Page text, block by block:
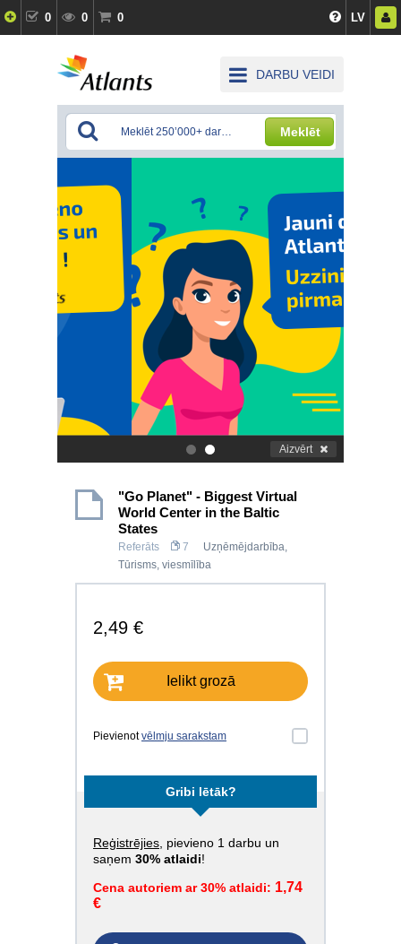
0 0 0 LV
DARBU VEIDI
Meklēt
. Aizvērt
"Go Planet" - Biggest Virtual
World Center in the Baltic
States
Referāts 7 Uzņēmējdarbība,
Tūrisms, viesmīlība
2,49 €
Ielikt grozā
Pievienotvēlmju sarakstam
Gribi lētāk?
Reģistrējies , pievieno 1 darbu un
saņem 30% atlaidi!
Cena autoriem ar 30% atlaidi: 1,74
€